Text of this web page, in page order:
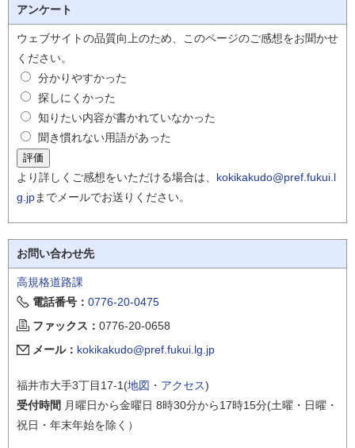
アンケート
ウェブサイトの品質向上のため、このページのご感想をお聞かせ
ください。
分かりやすかった
探しにくかった
知りたい内容が書かれていなかった
聞き慣れない用語があった
より詳しくご感想をいただける場合は、 kokikakudo@pref.fukui.l
g.jpまでメールでお送りください。
お問い合わせ先
高規格道路課
電話番号： 0776-20-0475
ファックス： 0776-20-0658
メール： kokikakudo@pref.fukui.lg.jp
福井市大手3丁目17-1(地図・アクセス)
受付時間 月曜日から金曜日 8時30分から17時15分(土曜・日曜・
祝日・年末年始を除く）